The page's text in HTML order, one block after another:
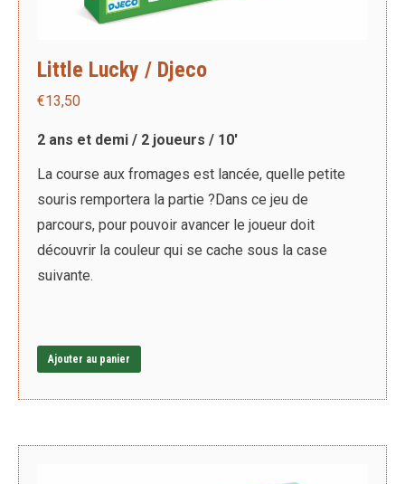
Little Lucky / Djeco
€13,50
2 ans et demi / 2 joueurs / 10′
La course aux fromages est lancée, quelle petite
souris remportera la partie ?Dans ce jeu de
parcours, pour pouvoir avancer le joueur doit
découvrir la couleur qui se cache sous la case
suivante.
Ajouter au panier